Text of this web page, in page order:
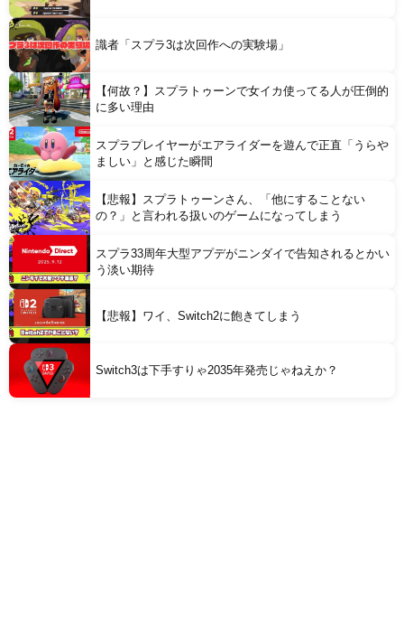
識者「スプラ3は次回作への実験場」
【何故？】スプラトゥーンで女イカ使ってる人が圧倒的
に多い理由
スプラプレイヤーがエアライダーを遊んで正直「うらや
ましい」と感じた瞬間
【悲報】スプラトゥーンさん、「他にすることない
の？」と言われる扱いのゲームになってしまう
スプラ33周年大型アプデがニンダイで告知されるとかい
う淡い期待
【悲報】ワイ、Switch2に飽きてしまう
Switch3は下手すりゃ2035年発売じゃねえか？